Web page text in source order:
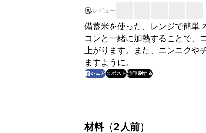
レビュー
備蓄米を使った、レンジで簡単
コンと一緒に加熱することで、
上がります。また、ニンニクや
ますように。
シェア ポスト 印刷する
材料（2人前）